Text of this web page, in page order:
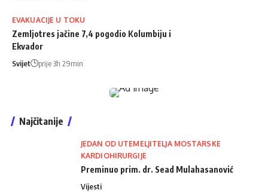
EVAKUACIJE U TOKU
Zemljotres jačine 7,4 pogodio Kolumbiju i
Ekvador
Svijet prije 3h 29min
Najčitanije
JEDAN OD UTEMELJITELJA MOSTARSKE
KARDIOHIRURGIJE
Preminuo prim. dr. Sead Mulahasanović
Vijesti